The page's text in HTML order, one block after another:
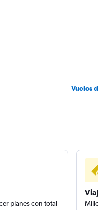
Vuelos
planes con total